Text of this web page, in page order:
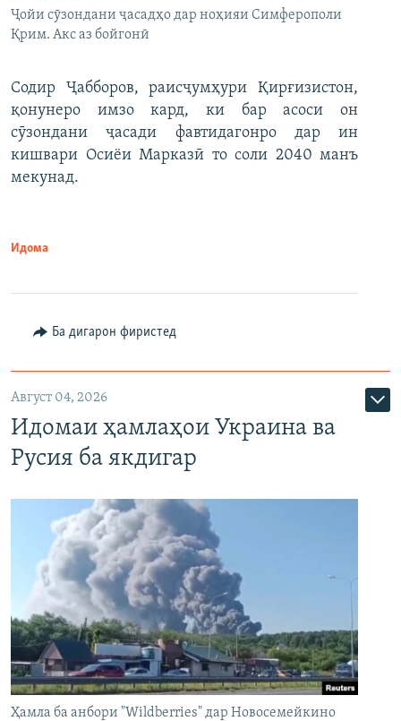
Ҷойи сӯзондани ҷасадҳо дар ноҳияи Симферополи
Қрим. Акс аз бойгонӣ
Содир Ҷабборов, раисҷумҳури Қирғизистон,
қонунеро имзо кард, ки бар асоси он
сӯзондани ҷасади фавтидагонро дар ин
кишвари Осиёи Марказӣ то соли 2040 манъ
мекунад.
Идома
Ба дигарон фиристед
Август 04, 2026
Идомаи ҳамлаҳои Украина ва
Русия ба якдигар
Ҳамла ба анбори "Wildberries" дар Новосемейкино